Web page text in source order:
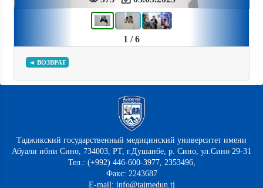
1 / 6
◄ ВОЗВРАТ
Таджикский государственный медицинский университет имени
Абуали ибни Сино, 734003, РТ, г.Душанбе, р. Сино, ул.Сино 29-31
Тел.: (+992) 446-600-3977, 2353496,
Факс: 2243687
E-mail: info@tajmedun.tj